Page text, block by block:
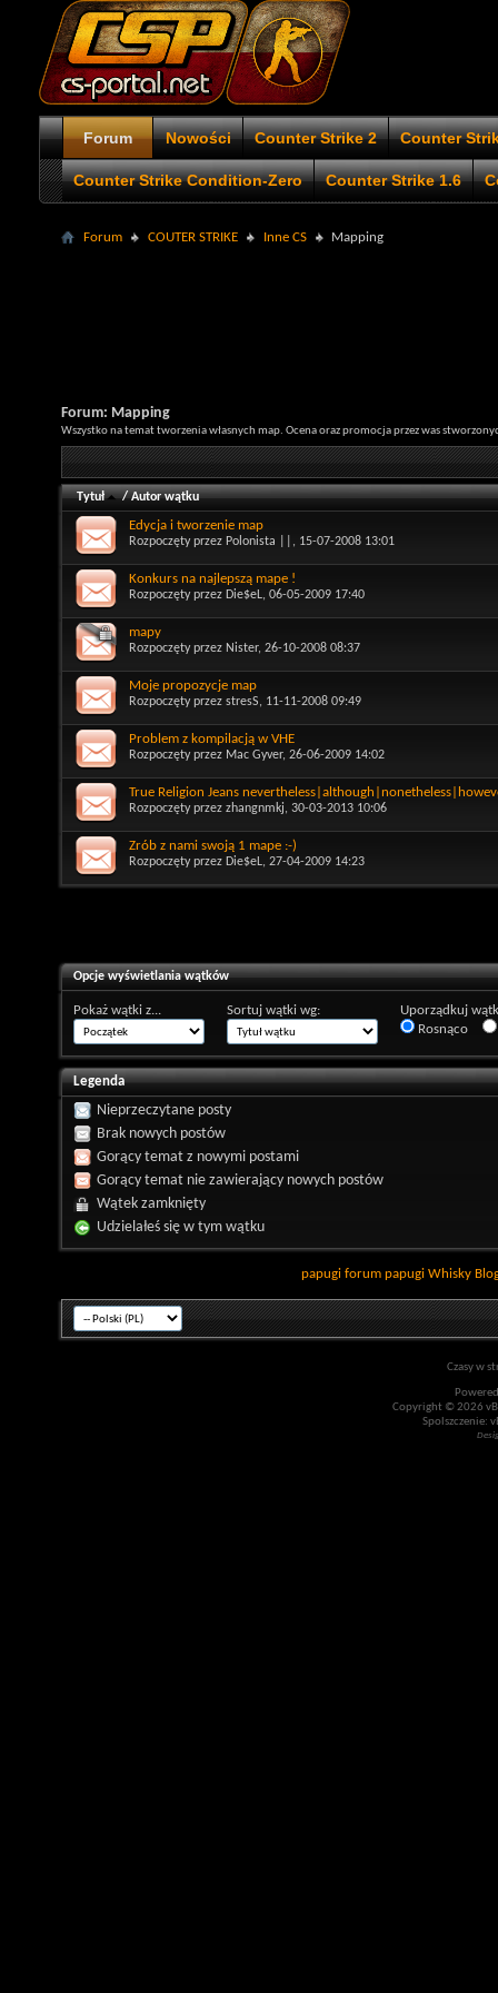
Forum Nowości Counter Strike 2 Counter
Counter Strike Condition-Zero Counter Strike 1.6
Forum COUTER STRIKE Inne CS Mapping
Forum: Mapping
Wszystko na temat tworzenia własnych map. Ocena oraz promocja przez was
Tytuł /Autor wątku
Edycja i tworzenie map
Rozpoczęty przez Polonista || , 15-07-2008 13:01
Konkurs na najlepszą mape !
Rozpoczęty przez Die$eL, 06-05-2009 17:40
mapy
Rozpoczęty przez Nister, 26-10-2008 08:37
Moje propozycje map
Rozpoczęty przez stresS, 11-11-2008 09:49
Problem z kompilacją w VHE
Rozpoczęty przez Mac Gyver, 26-06-2009 14:02
True Religion Jeans
Rozpoczęty przez zhangnmkj, 30-03-2013 10:06
Zrób z nami swoją 1 mape :-)
Rozpoczęty przez Die$eL, 27-04-2009 14:23
Opcje wyświetlania wątków
Pokaż wątki z... Sortuj wątki wg:
Uporządkuj
Rosnąco
Legenda
Nieprzeczytane posty
Brak nowych postów
Gorący temat z nowymi postami
Gorący temat nie zawierający nowych postów
Wątek zamknięty
Udzielałeś się w tym wątku
papugi forum papugi Whisky
Czasy w
Copyright © 2026
Spolszczenie: